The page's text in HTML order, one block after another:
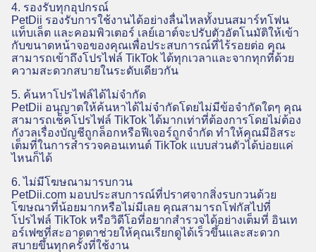
4. รองรับทุกอุปกรณ์
PetDii รองรับการใช้งานได้อย่างลื่นไหลทั้งบนสมาร์ทโฟน
แท็บเล็ต และคอมพิวเตอร์ เลย์เอาต์จะปรับตัวอัตโนมัติให้เข้า
กับขนาดหน้าจอของคุณเพื่อประสบการณ์ที่ไร้รอยต่อ คุณ
สามารถเข้าถึงโปรไฟล์ TikTok ได้ทุกเวลาและจากทุกที่ด้วย
ความสะดวกสบายในระดับเดียวกัน
5. ค้นหาโปรไฟล์ได้ไม่จำกัด
PetDii อนุญาตให้ค้นหาได้ไม่จำกัดโดยไม่มีข้อจำกัดใดๆ คุณ
สามารถเช็คโปรไฟล์ TikTok ได้มากเท่าที่ต้องการโดยไม่ต้อง
กังวลเรื่องบัญชีถูกล็อกหรือฟีเจอร์ถูกจำกัด ทำให้คุณมีอิสระ
เต็มที่ในการสำรวจคอนเทนต์ TikTok แบบส่วนตัวได้บ่อยแค่
ไหนก็ได้
6. ไม่มีโฆษณามารบกวน
PetDii.com มอบประสบการณ์ที่ปราศจากสิ่งรบกวนด้วย
โฆษณาที่น้อยมากหรือไม่มีเลย คุณสามารถโฟกัสไปที่
โปรไฟล์ TikTok หรือวิดีโอที่อยากสำรวจได้อย่างเต็มที่ อินเท
อร์เฟซที่สะอาดตาช่วยให้คุณเรียกดูได้เร็วขึ้นและสะดวก
สบายขึ้นทุกครั้งที่ใช้งาน